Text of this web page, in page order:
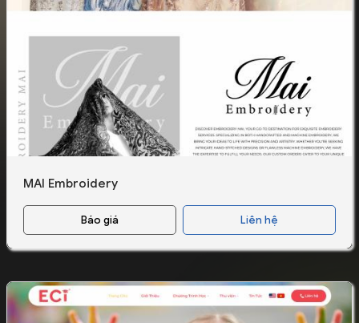
MAI Embroidery
Báo giá Liên hệ